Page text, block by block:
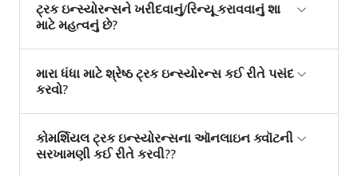
ટ્રક ઇન્સ્યોરન્સને ખરીદવાનું/રિન્યૂ કરાવવાનું શા
માટે મહત્વનું છે?
મારા ધંધા માટે શ્રેષ્ઠ ટ્રક ઇન્સ્યોરન્સ કઈ રીતે પસંદ
કરવો?
કોમર્શિયલ ટ્રક ઇન્સ્યોરન્સના ઑનલાઇન ક્વૉટની
સરખામણી કઈ રીતે કરવી??